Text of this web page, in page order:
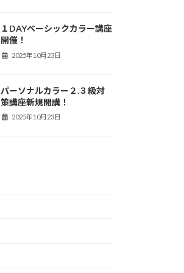
１DAYベーシックカラー講座
開催！
2025年10月23日
パーソナルカラー２.３級対
策講座新規開講！
2025年10月23日